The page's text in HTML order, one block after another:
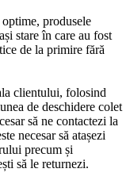
produsele
stare în care au fost
de la primire fără
clientului, folosind
de deschidere colet
să ne contactezi la
necesar să atașezi
precum și
să le returnezi.